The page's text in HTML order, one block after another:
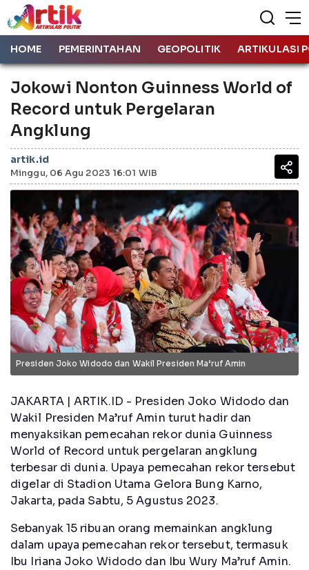
HOME PEMERINTAHAN GEOPOLITIK ARTIKULASI
Jokowi Nonton Guinness World of
Record untuk Pergelaran
Angklung
artik.id
Minggu, 06 Agu 2023 16:01 WIB
Presiden Joko Widodo dan Wakil Presiden Ma’ruf Amin
JAKARTA | ARTIK.ID - Presiden Joko Widodo dan
Wakil Presiden Ma’ruf Amin turut hadir dan
menyaksikan pemecahan rekor dunia Guinness
World of Record untuk pergelaran angklung
terbesar di dunia. Upaya pemecahan rekor tersebut
digelar di Stadion Utama Gelora Bung Karno,
Jakarta, pada Sabtu, 5 Agustus 2023.
Sebanyak 15 ribuan orang memainkan angklung
dalam upaya pemecahan rekor tersebut, termasuk
Ibu Iriana Joko Widodo dan Ibu Wury Ma’ruf Amin.